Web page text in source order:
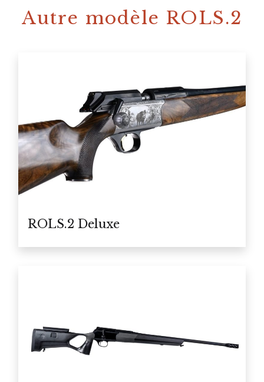
Autre modèle ROLS.2
ROLS.2 Deluxe